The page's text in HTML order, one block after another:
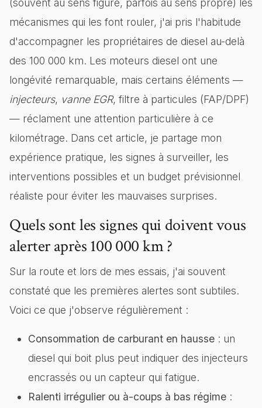
(souvent au sens figuré, parfois au sens propre) les
mécanismes qui les font rouler, j'ai pris l'habitude
d'accompagner les propriétaires de diesel au-delà
des 100 000 km. Les moteurs diesel ont une
longévité remarquable, mais certains éléments —
injecteurs, vanne EGR, filtre à particules (FAP/DPF)
— réclament une attention particulière à ce
kilométrage. Dans cet article, je partage mon
expérience pratique, les signes à surveiller, les
interventions possibles et un budget prévisionnel
réaliste pour éviter les mauvaises surprises.
Quels sont les signes qui doivent vous
alerter après 100 000 km ?
Sur la route et lors de mes essais, j'ai souvent
constaté que les premières alertes sont subtiles.
Voici ce que j'observe régulièrement :
Consommation de carburant en hausse : un
diesel qui boit plus peut indiquer des injecteurs
encrassés ou un capteur qui fatigue.
Ralenti irrégulier ou à-coups à bas régime :